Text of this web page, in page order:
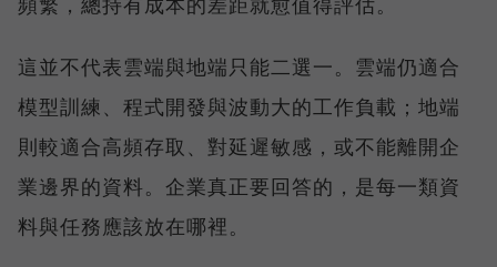
這並不代表雲端與地端只能二選一。雲端仍適合
模型訓練、程式開發與波動大的工作負載；地端
則較適合高頻存取、對延遲敏感，或不能離開企
業邊界的資料。企業真正要回答的，是每一類資
料與任務應該放在哪裡。